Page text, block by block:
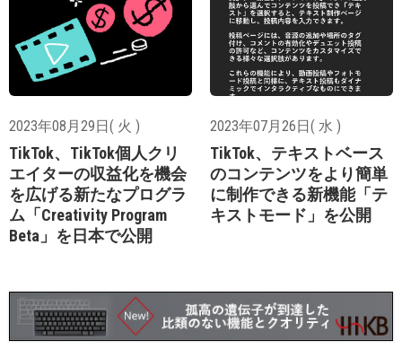
2023年08月29日( 火 )
TikTok、TikTok個人クリ
エイターの収益化を機会
を広げる新たなプログラ
ム「Creativity Program
Beta」を日本で公開
2023年07月26日( 水 )
TikTok、テキストベース
のコンテンツをより簡単
に制作できる新機能「テ
キストモード」を公開